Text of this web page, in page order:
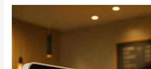
增长俱乐部
有赞商盟